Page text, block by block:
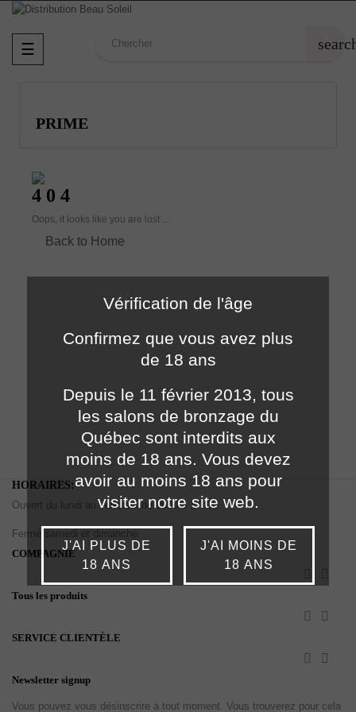
Basculer
la
☰
PRIME
4 0 4
Oops, it looks like you are lost ...
Back to Home
HORAIRES:
Ouvert du lundi au vendredi de 8h00 à 17h00
Fermé samedi et dimanche.
COMPAGNIE
Tous les produits
 
SERVICE CLIENTÈLE
 
Newsletter signup
Vous pouvez vous désinscrire à tout moment. Vous trouverez pour cela
Vérification de l'âge
Confirmez que vous avez plus
de 18 ans
Depuis le 11 février 2013, tous
les salons de bronzage du
Québec sont interdits aux
moins de 18 ans. Vous devez
avoir au moins 18 ans pour
visiter notre site web.
J'AI PLUS DE
18 ANS
J'AI MOINS DE
18 ANS